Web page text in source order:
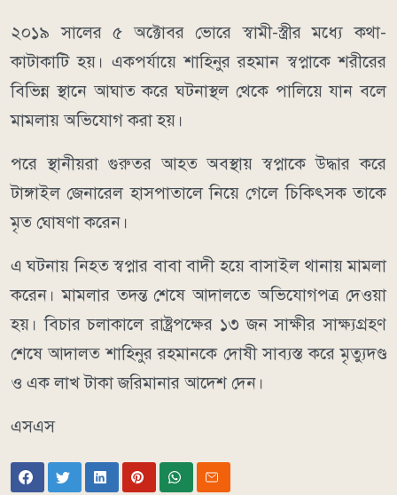
২০১৯ সালের ৫ অক্টোবর ভোরে স্বামী-স্ত্রীর মধ্যে কথা-
কাটাকাটি হয়। একপর্যায়ে শাহিনুর রহমান স্বপ্নাকে শরীরের
বিভিন্ন স্থানে আঘাত করে ঘটনাস্থল থেকে পালিয়ে যান বলে
মামলায় অভিযোগ করা হয়।
পরে স্থানীয়রা গুরুতর আহত অবস্থায় স্বপ্নাকে উদ্ধার করে
টাঙ্গাইল জেনারেল হাসপাতালে নিয়ে গেলে চিকিৎসক তাকে
মৃত ঘোষণা করেন।
এ ঘটনায় নিহত স্বপ্নার বাবা বাদী হয়ে বাসাইল থানায় মামলা
করেন। মামলার তদন্ত শেষে আদালতে অভিযোগপত্র দেওয়া
হয়। বিচার চলাকালে রাষ্ট্রপক্ষের ১৩ জন সাক্ষীর সাক্ষ্যগ্রহণ
শেষে আদালত শাহিনুর রহমানকে দোষী সাব্যস্ত করে মৃত্যুদণ্ড
ও এক লাখ টাকা জরিমানার আদেশ দেন।
এসএস